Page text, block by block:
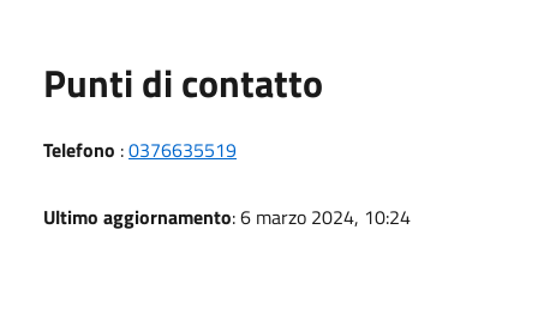
Punti di contatto
Telefono :0376635519
Ultimo aggiornamento: 6 marzo 2024, 10:24